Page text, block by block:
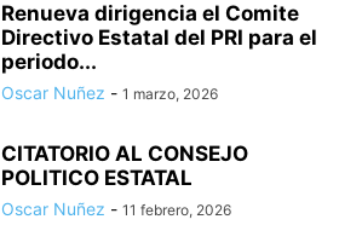
Renueva dirigencia el Comite
Directivo Estatal del PRI para el
periodo...
Oscar Nuñez - 1 marzo, 2026
CITATORIO AL CONSEJO
POLITICO ESTATAL
Oscar Nuñez - 11 febrero, 2026